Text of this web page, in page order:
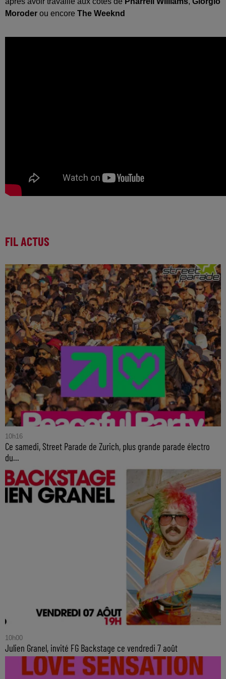
Moroder ou encore The Weeknd
FIL ACTUS
10h16
Ce samedi, Street Parade de Zurich, plus grande parade électro
du...
10h00
Julien Granel, invité FG Backstage ce vendredi 7 août